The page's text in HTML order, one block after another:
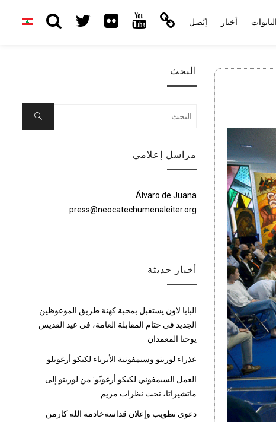
أخبار إتّصل
البحث
Search
Search
مراسل إعلامي
Álvaro de Juana
press@neocatechumenaleiter.org
أخبار حديثة
البابا لاون يستقبل بمحبة كهنة طريق الموعوظين
الجديد في ختام المقابلة العامة، في عيد القديس
يوحنا المعمدان
عذراء لوريتو وسيمفونية الأبرياء لكيكو أرغويلو
العمل السيمفوني لكيكو أرغويّو: من لوريتو إلى
ماتشيراتا، تحت نظرات مريم
دعوى تطويب وإعلان قداسةخادمة الله كارمن